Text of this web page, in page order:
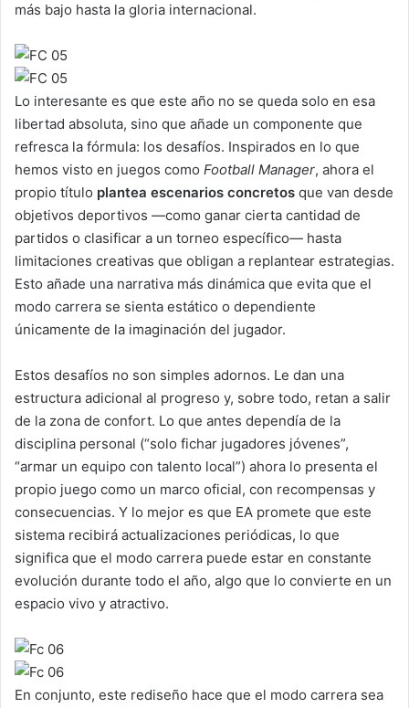
más bajo hasta la gloria internacional.
Lo interesante es que este año no se queda solo en esa
libertad absoluta, sino que añade un componente que
refresca la fórmula: los desafíos. Inspirados en lo que
hemos visto en juegos como Football Manager, ahora el
propio título plantea escenarios concretos que van desde
objetivos deportivos —como ganar cierta cantidad de
partidos o clasificar a un torneo específico— hasta
limitaciones creativas que obligan a replantear estrategias.
Esto añade una narrativa más dinámica que evita que el
modo carrera se sienta estático o dependiente
únicamente de la imaginación del jugador.
Estos desafíos no son simples adornos. Le dan una
estructura adicional al progreso y, sobre todo, retan a salir
de la zona de confort. Lo que antes dependía de la
disciplina personal (“solo fichar jugadores jóvenes”,
“armar un equipo con talento local”) ahora lo presenta el
propio juego como un marco oficial, con recompensas y
consecuencias. Y lo mejor es que EA promete que este
sistema recibirá actualizaciones periódicas, lo que
significa que el modo carrera puede estar en constante
evolución durante todo el año, algo que lo convierte en un
espacio vivo y atractivo.
En conjunto, este rediseño hace que el modo carrera sea